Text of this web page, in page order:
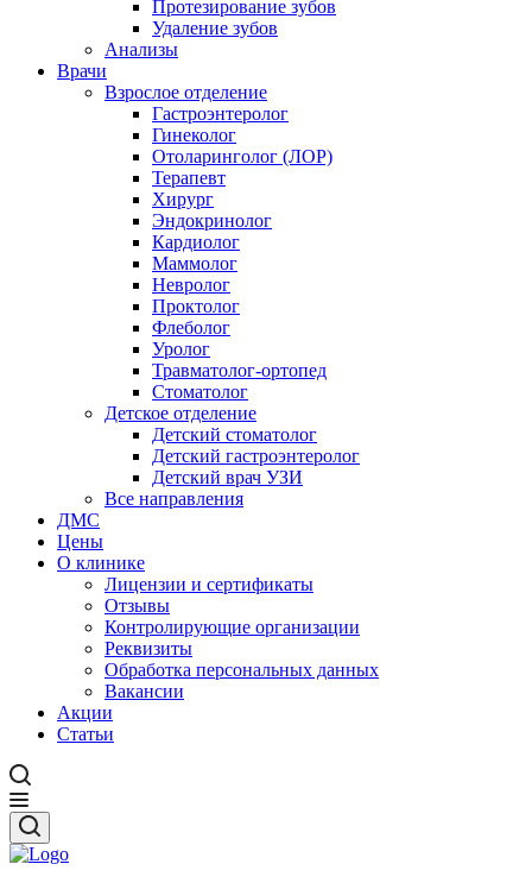
Протезирование зубов
Удаление зубов
Анализы
Врачи
Взрослое отделение
Гастроэнтеролог
Гинеколог
Отоларинголог (ЛОР)
Терапевт
Хирург
Эндокринолог
Кардиолог
Маммолог
Невролог
Проктолог
Флеболог
Уролог
Травматолог-ортопед
Стоматолог
Детское отделение
Детский стоматолог
Детский гастроэнтеролог
Детский врач УЗИ
Все направления
ДМС
Цены
О клинике
Лицензии и сертификаты
Отзывы
Контролирующие организации
Реквизиты
Обработка персональных данных
Вакансии
Акции
Статьи